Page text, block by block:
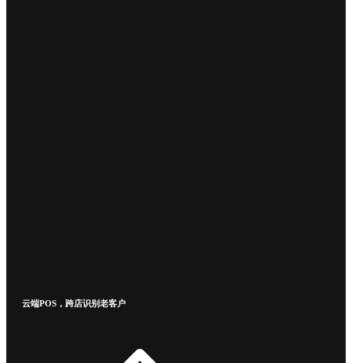
云端POS，跨店识别老客户